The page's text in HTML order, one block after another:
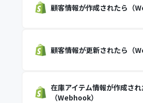
顧客情報が作成されたら（
顧客情報が更新されたら（
在庫アイテム情報が作成され
（Webhook）